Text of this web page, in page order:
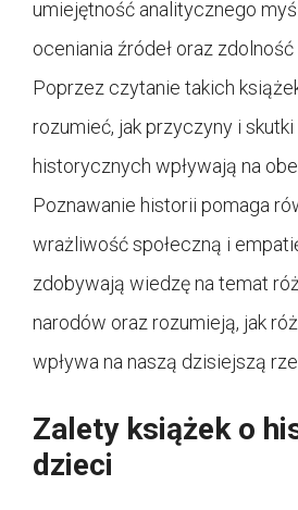
umiejętność analitycznego
oceniania źródeł oraz
Poprzez czytanie takich
rozumieć, jak przyczyny i
historycznych wpływają na
Poznawanie historii pomaga
wrażliwość społeczną i
zdobywają wiedzę na temat
narodów oraz rozumieją, jak
wpływa na naszą dzisiejszą
Zalety książek o
dzieci